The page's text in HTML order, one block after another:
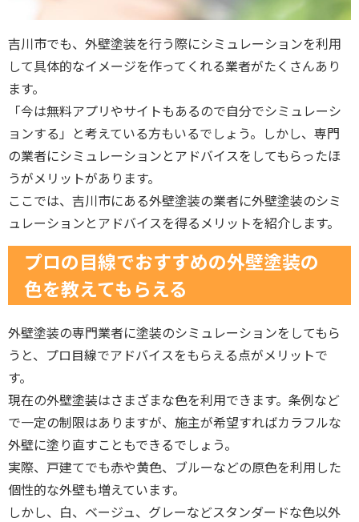
吉川市でも、外壁塗装を行う際にシミュレーションを利用
して具体的なイメージを作ってくれる業者がたくさんあり
ます。
「今は無料アプリやサイトもあるので自分でシミュレーシ
ョンする」と考えている方もいるでしょう。しかし、専門
の業者にシミュレーションとアドバイスをしてもらったほ
うがメリットがあります。
ここでは、吉川市にある外壁塗装の業者に外壁塗装のシミ
ュレーションとアドバイスを得るメリットを紹介します。
プロの目線でおすすめの外壁塗装の
色を教えてもらえる
外壁塗装の専門業者に塗装のシミュレーションをしてもら
うと、プロ目線でアドバイスをもらえる点がメリットで
す。
現在の外壁塗装はさまざまな色を利用できます。条例など
で一定の制限はありますが、施主が希望すればカラフルな
外壁に塗り直すこともできるでしょう。
実際、戸建てでも赤や黄色、ブルーなどの原色を利用した
個性的な外壁も増えています。
しかし、白、ベージュ、グレーなどスタンダードな色以外